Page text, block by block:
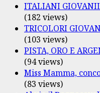
ITALIANI
(182 views)
TRICOLORI
(103 views)
PISTA, ORO E
(94 views)
Miss Mamma,
(83 views)